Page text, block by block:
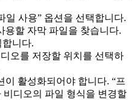
일 사용” 옵션을 선택합니다.
용할 자막 파일을 찾습니다.
합니다.
오를 저장할 위치를 선택하
이 활성화되어야 합니다. “프
비디오의 파일 형식을 변경할